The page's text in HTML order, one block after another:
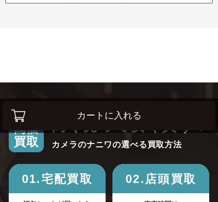
カートに入れる
高価
買取
カメラのナニワの選べる買取方法
01.宅配買取 02.店頭買取